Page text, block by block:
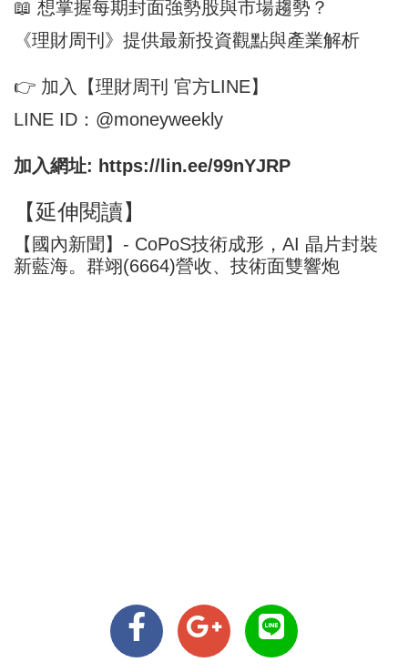
📖 想掌握每期封面強勢股與市場趨勢？
《理財周刊》提供最新投資觀點與產業解析
👉 加入【理財周刊 官方LINE】
LINE ID：@moneyweekly
加入網址: https://lin.ee/99nYJRP
【延伸閱讀】
【國內新聞】- CoPoS技術成形，AI 晶片封裝
新藍海。群翊(6664)營收、技術面雙響炮